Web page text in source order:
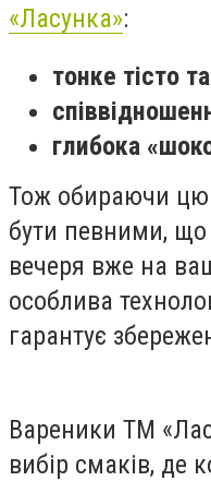
«Ласунка»:
тонке тісто
глибока
Тож обираючи цю
бути певними,
вечеря вже на
особлива
гарантує
Вареники ТМ
вибір смаків, де